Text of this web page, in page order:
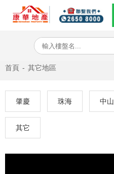
首頁 - 其它地區
肇慶 珠海 中山
其它